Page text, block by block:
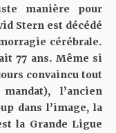
manière pour
Stern est décédé
cérébrale.
77 ans. Même si
convaincu tout
l’ancien
dans l’image, la
la Grande Ligue